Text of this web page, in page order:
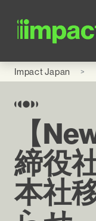
Impact Japan
【
締役
本社